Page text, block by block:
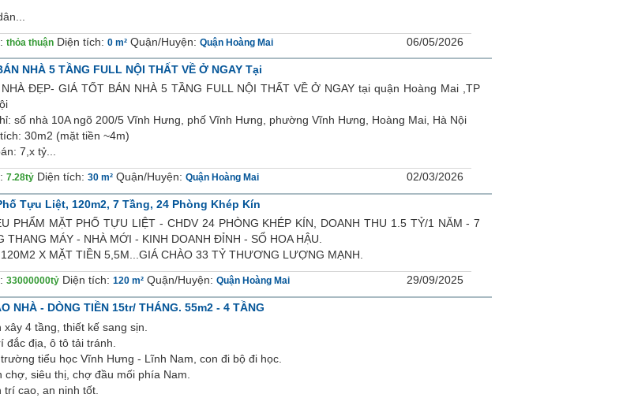
thỏa thuận Diện tích: 0 m² Quận/Huyện: Quận Hoàng Mai 06/05/2026
NHÀ 5 TẦNG FULL NỘI THẤT VỀ Ở NGAY Tại
ĐẸP- GIÁ TỐT BÁN NHÀ 5 TẦNG FULL NỘI THẤT VỀ Ở NGAY tại quận Hoàng Mai ,TP
số nhà 10A ngõ 200/5 Vĩnh Hưng, phố Vĩnh Hưng, phường Vĩnh Hưng, Hoàng Mai, Hà Nội
30m2 (mặt tiền ~4m)
7,x tỷ...
7.28tỷ Diện tích: 30 m² Quận/Huyện: Quận Hoàng Mai 02/03/2026
Tựu Liệt, 120m2, 7 Tầng, 24 Phòng Khép Kín
PHẨM MẶT PHỐ TỰU LIỆT - CHDV 24 PHÒNG KHÉP KÍN, DOANH THU 1.5 TỶ/1 NĂM - 7
THANG MÁY - NHÀ MỚI - KINH DOANH ĐỈNH - SỔ HOA HẬU.
X MẶT TIỀN 5,5M...GIÁ CHÀO 33 TỶ THƯƠNG LƯỢNG MẠNH.
33000000tỷ Diện tích: 120 m² Quận/Huyện: Quận Hoàng Mai 29/09/2025
NHÀ - DÒNG TIỀN 15tr/ THÁNG. 55m2 - 4 TẦNG
xây 4 tầng, thiết kế sang sịn.
đắc địa, ô tô tải tránh.
tiểu học Vĩnh Hưng - Lĩnh Nam, con đi bộ đi học.
chợ, siêu thị, chợ đầu mối phía Nam.
trí cao, an ninh tốt.